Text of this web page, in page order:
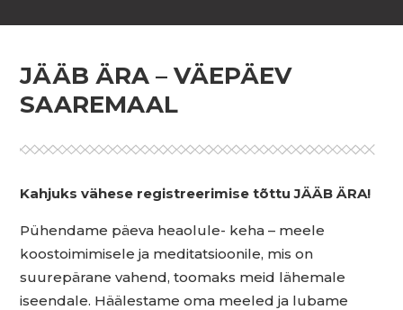
JÄÄB ÄRA – VÄEPÄEV
SAAREMAAL
Kahjuks vähese registreerimise tõttu JÄÄB ÄRA!
Pühendame päeva heaolule- keha – meele
koostoimimisele ja meditatsioonile, mis on
suurepärane vahend, toomaks meid lähemale
iseendale. Häälestame oma meeled ja lubame